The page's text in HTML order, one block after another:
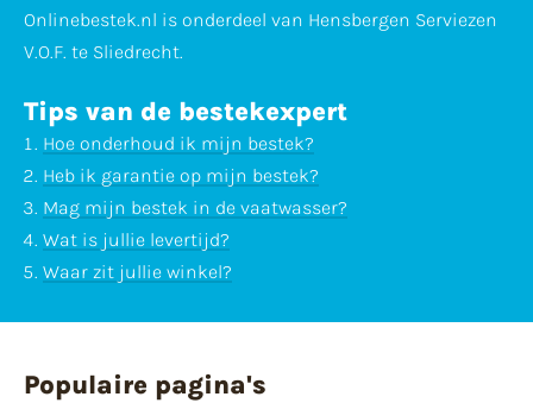
Onlinebestek.nl is onderdeel van Hensbergen Serviezen
V.O.F. te Sliedrecht.
Tips van de bestekexpert
Hoe onderhoud ik mijn bestek?
Heb ik garantie op mijn bestek?
Mag mijn bestek in de vaatwasser?
Wat is jullie levertijd?
Waar zit jullie winkel?
Populaire pagina's